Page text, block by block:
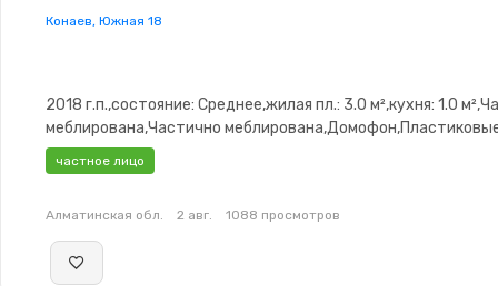
Конаев, Южная 18
2018 г.п.,состояние: Среднее,жилая пл.: 3.0 м²,кухня: 1.0
меблирована,Частично
окна,Баня,Гараж,Сад,Хозпостройки
частное лицо
Алматинская обл. 2 авг. 1088 просмотров